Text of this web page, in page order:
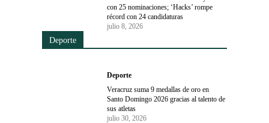
con 25 nominaciones; ‘Hacks’ rompe
récord con 24 candidaturas
julio 8, 2026
Deporte
Deporte
Veracruz suma 9 medallas de oro en
Santo Domingo 2026 gracias al talento de
sus atletas
julio 30, 2026